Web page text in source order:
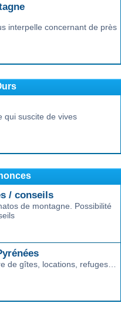
interpelle concernant de près
qui suscite de vives
/ conseils
de montagne. Possibilité
de gîtes, locations, refuges…